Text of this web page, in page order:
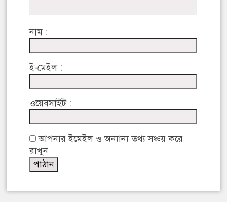
নাম :
ই-মেইল :
ওয়েবসাইট :
আপনার ইমেইল ও অন্যান্য তথ্য সঞ্চয় করে
রাখুন